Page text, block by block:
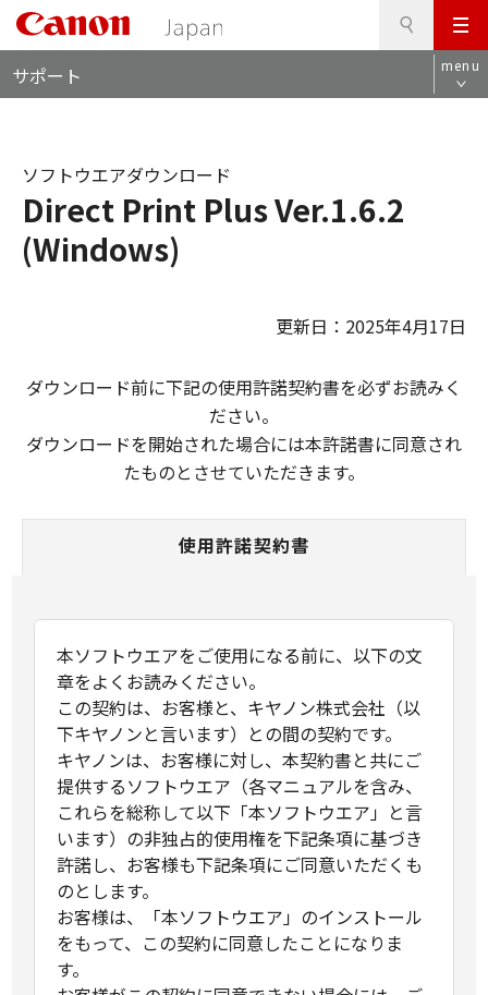
メ
ニ
ュ
サポート menu
Direct Print Plus Ver.1.6.2
(Windows)
ソフトウエアダウンロード
更新日：2025年4月17日
ダウンロード前に下記の使用許諾契約書を必ずお読みく
ださい。
ダウンロードを開始された場合には本許諾書に同意され
たものとさせていただきます。
使用許諾契約書
本ソフトウエアをご使用になる前に、以下の文
章をよくお読みください。
この契約は、お客様と、キヤノン株式会社（以
下キヤノンと言います）との間の契約です。
キヤノンは、お客様に対し、本契約書と共にご
提供するソフトウエア（各マニュアルを含み、
これらを総称して以下「本ソフトウエア」と言
います）の非独占的使用権を下記条項に基づき
許諾し、お客様も下記条項にご同意いただくも
のとします。
お客様は、「本ソフトウエア」のインストール
をもって、この契約に同意したことになりま
す。